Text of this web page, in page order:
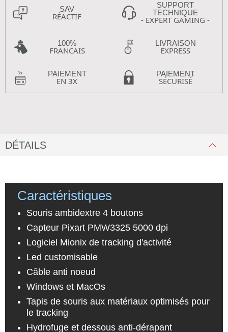
SAV
RÉACTIF
SUPPORT
TECHNIQUE
- EXPERT GAMING -
100%
FRANCAIS
LIVRAISON
EXPRESS
PAIEMENT
EN 3X
PAIEMENT
SÉCURISÉ
DÉTAILS
Caractéristiques
Souris ambidextre 4 boutons
Capteur Pixart PMW3325 5000 dpi
Logiciel Mionix de tracking d'activité
Led customisable
Câble anti noeud
Windows et MacOs
Tapis de souris aux matériaux optimisés pour
le tracking
Hydrofuge et dessous anti-dérapant